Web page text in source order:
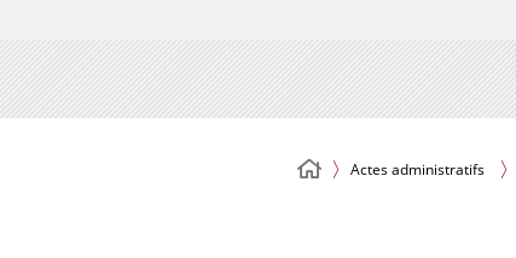
Actes administratifs